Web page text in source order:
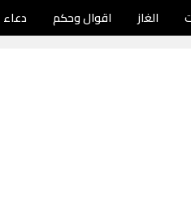
الغاز اقوال وحكم دعاء